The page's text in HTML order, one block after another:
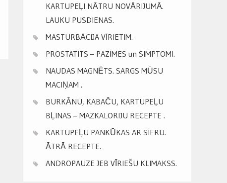
KARTUPEĻI NĀTRU NOVĀRIJUMĀ.
LAUKU PUSDIENAS.
MASTURBĀCIJA VĪRIETIM.
PROSTATĪTS – PAZĪMES un SIMPTOMI.
NAUDAS MAGNĒTS. SARGS MŪSU
MACIŅAM .
BURKĀNU, KABAČU, KARTUPEĻU
BĻINAS – MAZKALORIJU RECEPTE .
KARTUPEĻU PANKŪKAS AR SIERU.
ĀTRĀ RECEPTE.
ANDROPAUZE JEB VĪRIEŠU KLIMAKSS.